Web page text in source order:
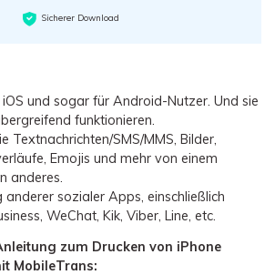
Sicherer Download
und sogar für Android-Nutzer. Und sie
funktionieren.
Textnachrichten/SMS/MMS, Bilder,
Emojis und mehr von einem
anderes.
anderer sozialer Apps, einschließlich
WeChat, Kik, Viber, Line, etc.
zum Drucken von iPhone
MobileTrans: